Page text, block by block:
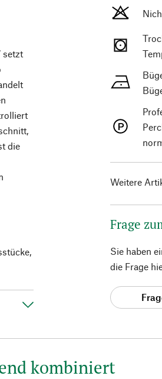
setzt
die
Weitere
Frage
Sie haben
die Frage
kombiniert